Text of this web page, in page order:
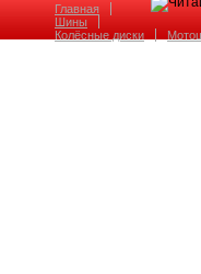
Главная
Шины
Колёсные диски